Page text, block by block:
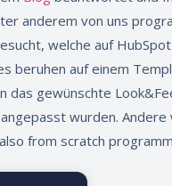
erlernbare
die den Zugriff auf
ermöglicht und zahlreiche
bietet,
Möglichkeit, neue
in Templates und Modulen
die optimale Betreuung von
Inbound-
anderem von uns
welche auf
beruhen auf einem
das gewünschte
wurden. Andere
from scratch